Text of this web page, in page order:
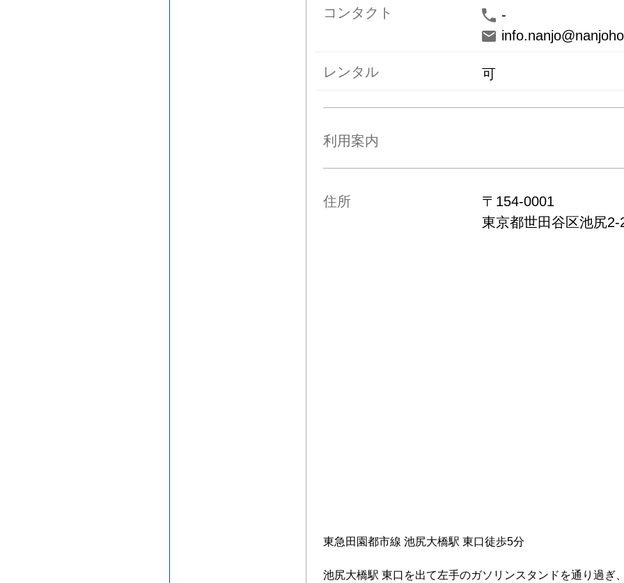
コンタクト
-
レンタル 可
利用案内
住所 〒 154-0001
東京都世田谷区池尻2-
東急田園都市線 池尻大橋駅 東口徒歩5分
池尻大橋駅 東口を出て左手のガソリンスタンドを通り過ぎ